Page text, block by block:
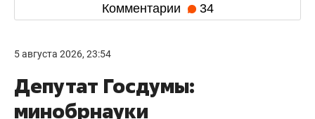
Комментарии 34
5 августа 2026, 23:54
Депутат Госдумы:
минобрнауки